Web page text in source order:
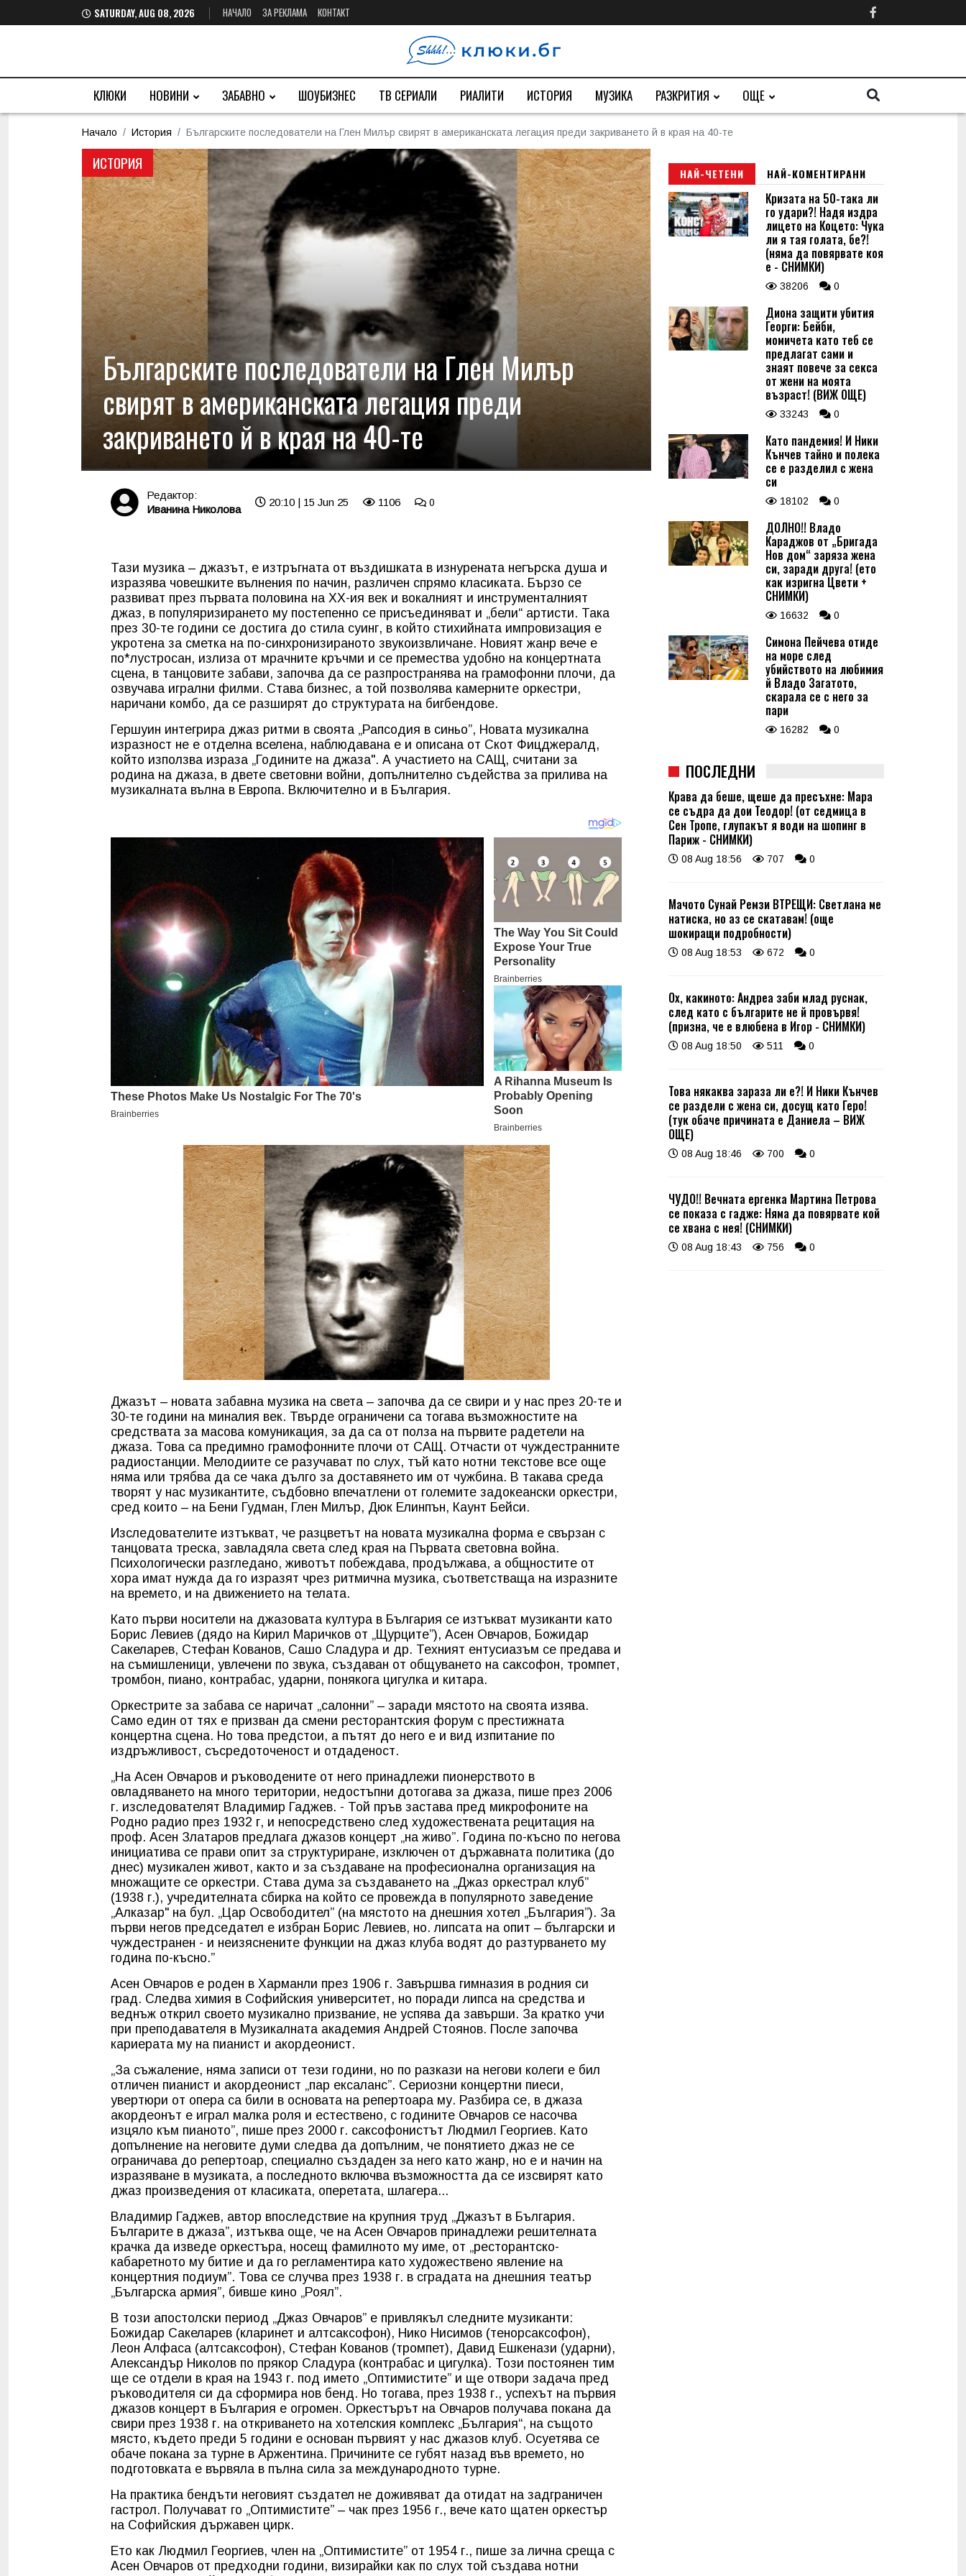
SATURDAY, AUG 08, 2026 НАЧАЛО ЗА РЕКЛАМА КОНТАКТ
КЛЮКИ НОВИНИ ЗАБАВНО ШОУБИЗНЕС ТВ СЕРИАЛИ РИАЛИТИ ИСТОРИЯ МУЗИКА РАЗКРИТИЯ ОЩЕ
Начало История Българските последователи на Глен Милър свирят в американската легация преди закриването й в края на 40-те
ИСТОРИЯ
Българските последователи на Глен Милър
свирят в американската легация преди
закриването й в края на 40-те
Редактор:
Иванина Николова
20:10 | 15 Jun 25 1106 0
Тази музика – джазът, е изтръгната от въздишката в изнурената негърска душа и
изразява човешките вълнения по начин, различен спрямо класиката. Бързо се
развиват през първата половина на ХХ-ия век и вокалният и инструменталният
джаз, в популяризирането му постепенно се присъединяват и „бели“ артисти. Така
през 30-те години се достига до стила суинг, в който стихийната импровизация е
укротена за сметка на по-синхронизираното звукоизвличане. Новият жанр вече е
по*лустросан, излиза от мрачните кръчми и се премества удобно на концертната
сцена, в танцовите забави, започва да се разпространява на грамофонни плочи, да
озвучава игрални филми. Става бизнес, а той позволява камерните оркестри,
наричани комбо, да се разширят до структурата на бигбендове.
Гершуин интегрира джаз ритми в своята „Рапсодия в синьо”, Новата музикална
изразност не е отделна вселена, наблюдавана е и описана от Скот Фицджералд,
който използва израза „Годините на джаза". А участието на САЩ, считани за
родина на джаза, в двете световни войни, допълнително съдейства за прилива на
музикалната вълна в Европа. Включително и в България.
Джазът – новата забавна музика на света – започва да се свири и у нас през 20-те и
30-те години на миналия век. Твърде ограничени са тогава възможностите на
средствата за масова комуникация, за да са от полза на първите радетели на
джаза. Това са предимно грамофонните плочи от САЩ. Отчасти от чуждестранните
радиостанции. Мелодиите се разучават по слух, тъй като нотни текстове все още
няма или трябва да се чака дълго за доставянето им от чужбина. В такава среда
творят у нас музикантите, съдбовно впечатлени от големите задокеански оркестри,
сред които – на Бени Гудман, Глен Милър, Дюк Елинпън, Каунт Бейси.
Изследователите изтъкват, че разцветът на новата музикална форма е свързан с
танцовата треска, завладяла света след края на Първата световна война.
Психологически разгледано, животът побеждава, продължава, а общностите от
хора имат нужда да го изразят чрез ритмична музика, съответстваща на изразните
на времето, и на движението на телата.
Като първи носители на джазовата култура в България се изтъкват музиканти като
Борис Левиев (дядо на Кирил Маричков от „Щурците”), Асен Овчаров, Божидар
Сакеларев, Стефан Кованов, Сашо Сладура и др. Техният ентусиазъм се предава и
на съмишленици, увлечени по звука, създаван от общуването на саксофон, тромпет,
тромбон, пиано, контрабас, ударни, понякога цигулка и китара.
Оркестрите за забава се наричат „салонни” – заради мястото на своята изява.
Само един от тях е призван да смени ресторантския форум с престижната
концертна сцена. Но това предстои, а пътят до него е и вид изпитание по
издръжливост, съсредоточеност и отдаденост.
„На Асен Овчаров и ръководените от него принадлежи пионерството в
овладяването на много територии, недостъпни дотогава за джаза, пише през 2006
г. изследователят Владимир Гаджев. - Той пръв застава пред микрофоните на
Родно радио през 1932 г, и непосредствено след художествената рецитация на
проф. Асен Златаров предлага джазов концерт „на живо”. Година по-късно по негова
инициатива се прави опит за структуриране, изключен от държавната политика (до
днес) музикален живот, както и за създаване на професионална организация на
множащите се оркестри. Става дума за създаването на „Джаз оркестрал клуб”
(1938 г.), учредителната сбирка на който се провежда в популярното заведение
„Алказар" на бул. „Цар Освободител” (на мястото на днешния хотел „България”). За
първи негов председател е избран Борис Левиев, но. липсата на опит – български и
чуждестранен - и неизяснените функции на джаз клуба водят до разтурването му
година по-късно.”
Асен Овчаров е роден в Харманли през 1906 г. Завършва гимназия в родния си
град. Следва химия в Софийския университет, но поради липса на средства и
веднъж открил своето музикално призвание, не успява да завърши. За кратко учи
при преподавателя в Музикалната академия Андрей Стоянов. После започва
кариерата му на пианист и акордеонист.
„За съжаление, няма записи от тези години, но по разкази на негови колеги е бил
отличен пианист и акордеонист „пар ексаланс”. Сериозни концертни пиеси,
увертюри от опера са били в основата на репертоара му. Разбира се, в джаза
акордеонът е играл малка роля и естествено, с годините Овчаров се насочва
изцяло към пианото”, пише през 2000 г. саксофонистът Людмил Георгиев. Като
допълнение на неговите думи следва да допълним, че понятието джаз не се
ограничава до репертоар, специално създаден за него като жанр, но е и начин на
изразяване в музиката, а последното включва възможността да се изсвирят като
джаз произведения от класиката, оперетата, шлагера...
Владимир Гаджев, автор впоследствие на крупния труд „Джазът в България.
Българите в джаза”, изтъква още, че на Асен Овчаров принадлежи решителната
крачка да изведе оркестъра, носещ фамилното му име, от „ресторантско-
кабаретното му битие и да го регламентира като художествено явление на
концертния подиум”. Това се случва през 1938 г. в сградата на днешния театър
„Българска армия”, бивше кино „Роял”.
В този апостолски период „Джаз Овчаров” е привлякъл следните музиканти:
Божидар Сакеларев (кларинет и алтсаксофон), Нико Нисимов (тенорсаксофон),
Леон Алфаса (алтсаксофон), Стефан Кованов (тромпет), Давид Ешкенази (ударни),
Александър Николов по прякор Сладура (контрабас и цигулка). Този постоянен тим
ще се отдели в края на 1943 г. под името „Оптимистите” и ще отвори задача пред
ръководителя си да сформира нов бенд. Но тогава, през 1938 г., успехът на първия
джазов концерт в България е огромен. Оркестърът на Овчаров получава покана да
свири през 1938 г. на откриването на хотелския комплекс „България“, на същото
място, където преди 5 години е основан първият у нас джазов клуб. Осуетява се
обаче покана за турне в Аржентина. Причините се губят назад във времето, но
подготовката е вървяла в пълна сила за международното турне.
На практика бендъти неговият създател не доживяват да отидат на задграничен
гастрол. Получават го „Оптимистите” – чак през 1956 г., вече като щатен оркестър
на Софийския държавен цирк.
Ето как Людмил Георгиев, член на „Оптимистите” от 1954 г., пише за лична среща с
Асен Овчаров от предходни години, визирайки как по слух той създава нотни
НАЙ-ЧЕТЕНИ НАЙ-КОМЕНТИРАНИ
Кризата на 50-така ли
го удари?! Надя издра
лицето на Коцето: Чука
ли я тая голата, бе?!
(няма да повярвате коя
е - СНИМКИ)
38206 0
Диона защити убития
Георги: Бейби,
момичета като теб се
предлагат сами и
знаят повече за секса
от жени на моята
възраст! (ВИЖ ОЩЕ)
33243 0
Като пандемия! И Ники
Кънчев тайно и полека
се е разделил с жена
си
18102 0
ДОЛНО!! Владо
Караджов от „Бригада
Нов дом“ заряза жена
си, заради друга! (ето
как изригна Цвети +
СНИМКИ)
16632 0
Симона Пейчева отиде
на море след
убийството на любимия
й Владо Загатото,
скарала се с него за
пари
16282 0
ПОСЛЕДНИ
Крава да беше, щеше да пресъхне: Мара
се съдра да дои Теодор! (от седмица в
Сен Тропе, глупакът я води на шопинг в
Париж - СНИМКИ)
08 Aug 18:56 707 0
Мачото Сунай Ремзи ВТРЕЩИ: Светлана ме
натиска, но аз се скатавам! (още
шокиращи подробности)
08 Aug 18:53 672 0
Ох, какиното: Андреа заби млад руснак,
след като с българите не й провървя!
(призна, че е влюбена в Игор - СНИМКИ)
08 Aug 18:50 511 0
Това някаква зараза ли е?! И Ники Кънчев
се раздели с жена си, досущ като Геро!
(тук обаче причината е Даниела – ВИЖ
ОЩЕ)
08 Aug 18:46 700 0
ЧУДО!! Вечната ергенка Мартина Петрова
се показа с гадже: Няма да повярвате кой
се хвана с нея! (СНИМКИ)
08 Aug 18:43 756 0